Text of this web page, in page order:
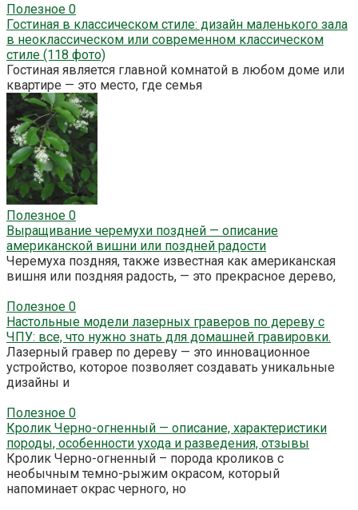
Полезное 0
Гостиная в классическом стиле: дизайн маленького зала
в неоклассическом или современном классическом
стиле (118 фото)
Гостиная является главной комнатой в любом доме или
квартире — это место, где семья
Полезное 0
Выращивание черемухи поздней — описание
американской вишни или поздней радости
Черемуха поздняя, также известная как американская
вишня или поздняя радость, — это прекрасное дерево,
Полезное 0
Настольные модели лазерных граверов по дереву с
ЧПУ: все, что нужно знать для домашней гравировки.
Лазерный гравер по дереву — это инновационное
устройство, которое позволяет создавать уникальные
дизайны и
Полезное 0
Кролик Черно-огненный — описание, характеристики
породы, особенности ухода и разведения, отзывы
Кролик Черно-огненный – порода кроликов с
необычным темно-рыжим окрасом, который
напоминает окрас черного, но